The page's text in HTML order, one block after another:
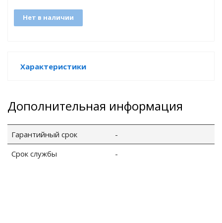
Нет в наличии
Характеристики
Дополнительная информация
Гарантийный срок
-
Срок службы
-